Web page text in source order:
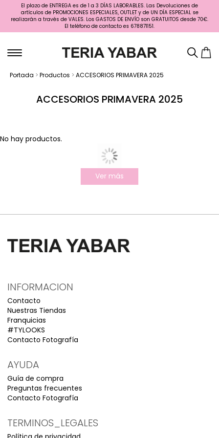
El plazo de ENTREGA es de 1 a 3 DÍAS LABORABLES. Las Devoluciones de
artículos de PROMOCIONES ESPECIALES, OUTLET y de UN DÍA ESPECIAL se
realizarán a través de VALES. Los GASTOS DE ENVÍO son GRATUITOS desde 70€.
El teléfono de contacto es 678871151.
Portada > Productos > ACCESORIOS PRIMAVERA 2025
ACCESORIOS PRIMAVERA 2025
No hay productos.
Ver más
INFORMACION
Contacto
Nuestras Tiendas
Franquicias
#TYLOOKS
Contacto Fotografía
AYUDA
Guía de compra
Preguntas frecuentes
Contacto Fotografía
TERMINOS_LEGALES